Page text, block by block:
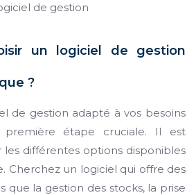
de gestion
un logiciel de gestion
?
de gestion adapté à vos besoins
première étape cruciale. Il est
les différentes options disponibles
Cherchez un logiciel qui offre des
que la gestion des stocks, la prise